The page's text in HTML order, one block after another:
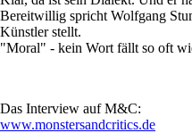
Bereitwillig spricht Wolfgang
Künstler stellt.
"Moral" - kein Wort fällt so oft
Das Interview auf M&C:
www.monstersandcritics.de